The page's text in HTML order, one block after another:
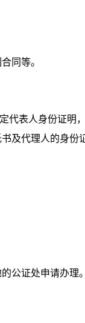
同等。
代表人身份证明
及代理人的身份
公证处申请办理。